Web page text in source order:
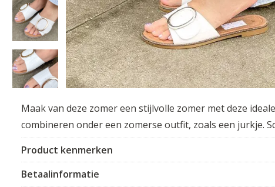
Maak van deze zomer een stijlvolle zomer met deze
combineren onder een zomerse outfit, zoals een jurkje.
Product kenmerken
Betaalinformatie